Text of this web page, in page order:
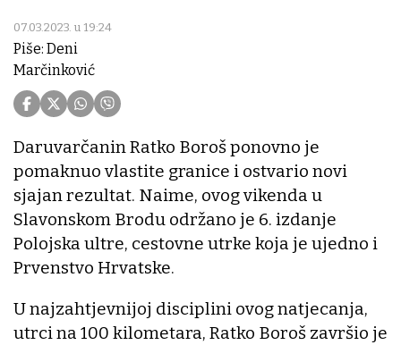
07.03.2023. u 19:24
Piše: Deni
Marčinković
Daruvarčanin Ratko Boroš ponovno je
pomaknuo vlastite granice i ostvario novi
sjajan rezultat. Naime, ovog vikenda u
Slavonskom Brodu održano je 6. izdanje
Polojska ultre, cestovne utrke koja je ujedno i
Prvenstvo Hrvatske.
U najzahtjevnijoj disciplini ovog natjecanja,
utrci na 100 kilometara, Ratko Boroš završio je